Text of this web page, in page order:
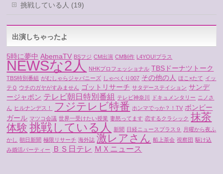
挑戦している人 (19)
出演しちゃったよ
5時に夢中 AbemaTV BSフジ CM出演 CM制作 L4YOU!プラス
NEWSな2人 NHKプロフェッショナル TBSドーナツトーク
TBS特別番組 がむしゃらジャパニーズ しゃべくり007 その他の人 ほこ×たて イッ
テＱ ウチのガヤがすみません ゴットリサーチ サタデーステイション サンデ
ージャポン テレビ朝日特別番組 テレビ神奈川 ドキュメンタリー ニノさ
ん ヒルナンデス！ フジテレビ特番 ホンマでっか？！TV ボンビー
ガール マツコ会議 世界一受けたい授業 妻怒ってます 恋するクラシック 抹茶
体験 挑戦している人 新聞 日経ニュースプラス９
月曜から夜ふ
かし 朝日新聞 極限リサーチ 海外誌 激レアさん 船上茶会 視察団 駆け込
み婚活パーティー
ＢＳ日テレ ＭＸニュース